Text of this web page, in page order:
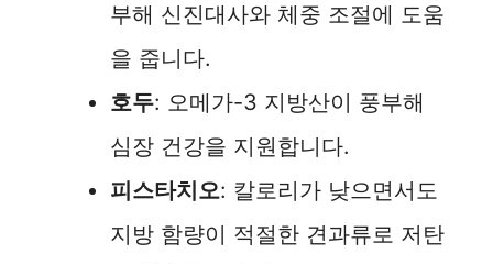
d
e
o
부해 신진대사와 체중 조절에 도움
을 줍니다.
호두: 오메가-3 지방산이 풍부해
심장 건강을 지원합니다.
피스타치오: 칼로리가 낮으면서도
지방 함량이 적절한 견과류로 저탄